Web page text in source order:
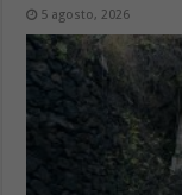
5 agosto, 2026